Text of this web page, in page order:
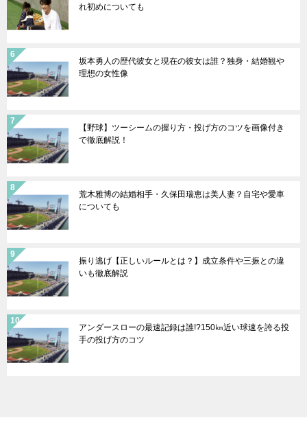
れ初めについても
坂本勇人の歴代彼女と現在の彼女は誰？独身・結婚観や
理想の女性像
【野球】ツーシームの握り方・投げ方のコツを画像付き
で徹底解説！
荒木雅博の結婚相手・久保田瑞恵は美人妻？自宅や愛車
についても
振り逃げ【正しいルールとは？】成立条件や三振との違
いも徹底解説
アンダースローの最速記録は誰!?150㎞近い球速を誇る投
手の投げ方のコツ